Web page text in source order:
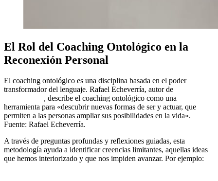
El Rol del Coaching Ontológico en la
Reconexión Personal
El coaching ontológico es una disciplina basada en el poder
transformador del lenguaje. Rafael Echeverría, autor de
, describe el coaching ontológico como una
herramienta para «descubrir nuevas formas de ser y actuar, que
permiten a las personas ampliar sus posibilidades en la vida».
Fuente: Rafael Echeverría.
A través de preguntas profundas y reflexiones guiadas, esta
metodología ayuda a identificar creencias limitantes, aquellas ideas
que hemos interiorizado y que nos impiden avanzar. Por ejemplo: